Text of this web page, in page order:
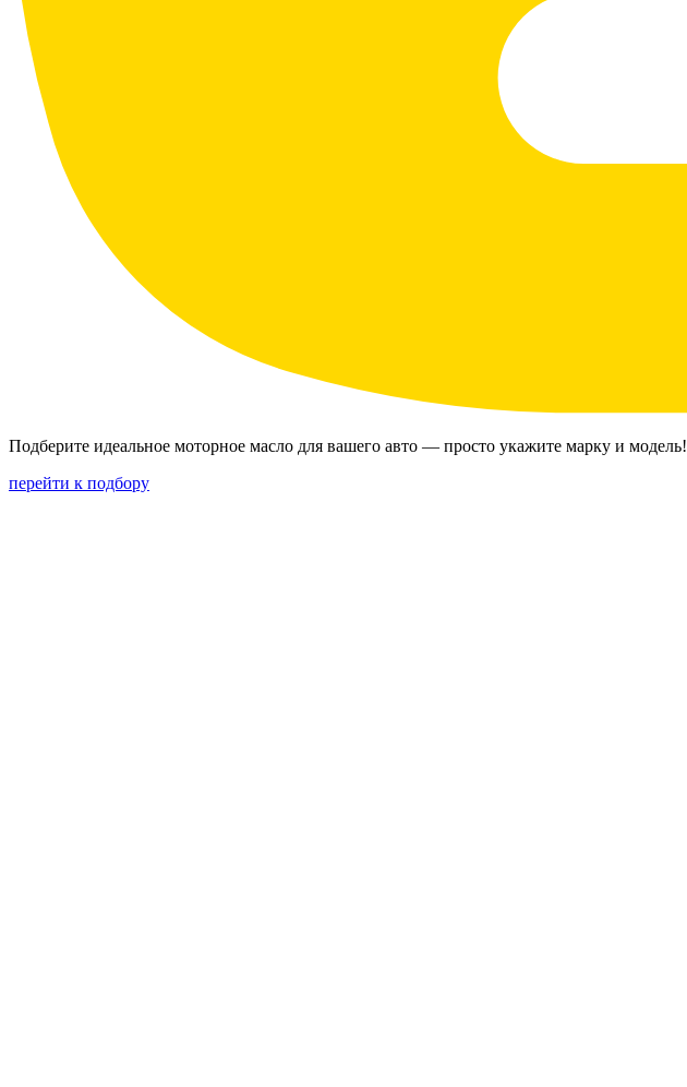
Подберите идеальное моторное масло для вашего авто — просто укажите марку и модель!
перейти к подбору